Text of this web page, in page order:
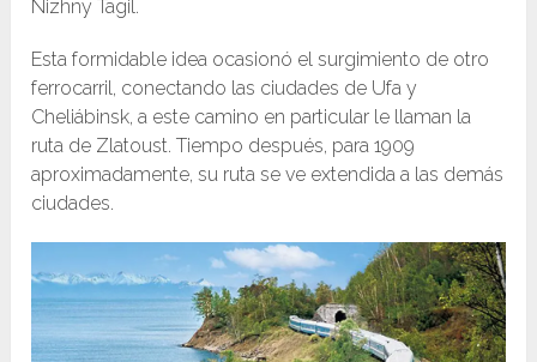
Nizhny Tagil.
Esta formidable idea ocasionó el surgimiento de otro
ferrocarril, conectando las ciudades de Ufa y
Cheliábinsk, a este camino en particular le llaman la
ruta de Zlatoust. Tiempo después, para 1909
aproximadamente, su ruta se ve extendida a las demás
ciudades.